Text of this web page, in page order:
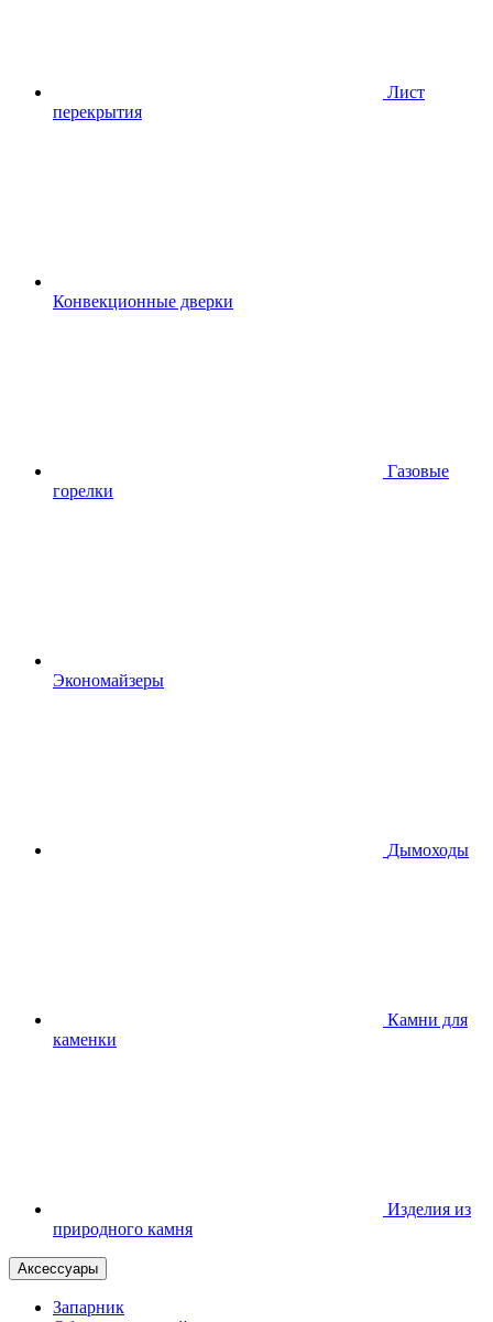
Лист
перекрытия
Конвекционные дверки
Газовые
горелки
Экономайзеры
Дымоходы
Камни для
каменки
Изделия из
природного камня
Аксессуары
Запарник